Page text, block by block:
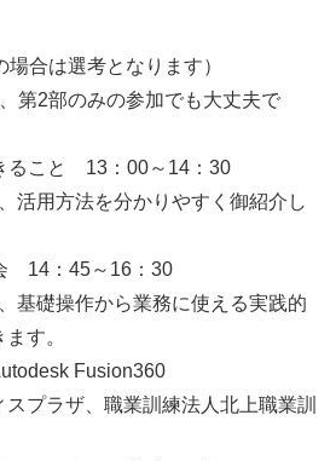
場合は選考となります）
第2部のみの参加でも大丈夫で
ること 13：00～14：30
活用方法を分かりやすく御紹介し
14：45～16：30
基礎操作から業務に使える実践的
す。
Fusion360
スプラザ、職業訓練法人北上職業訓